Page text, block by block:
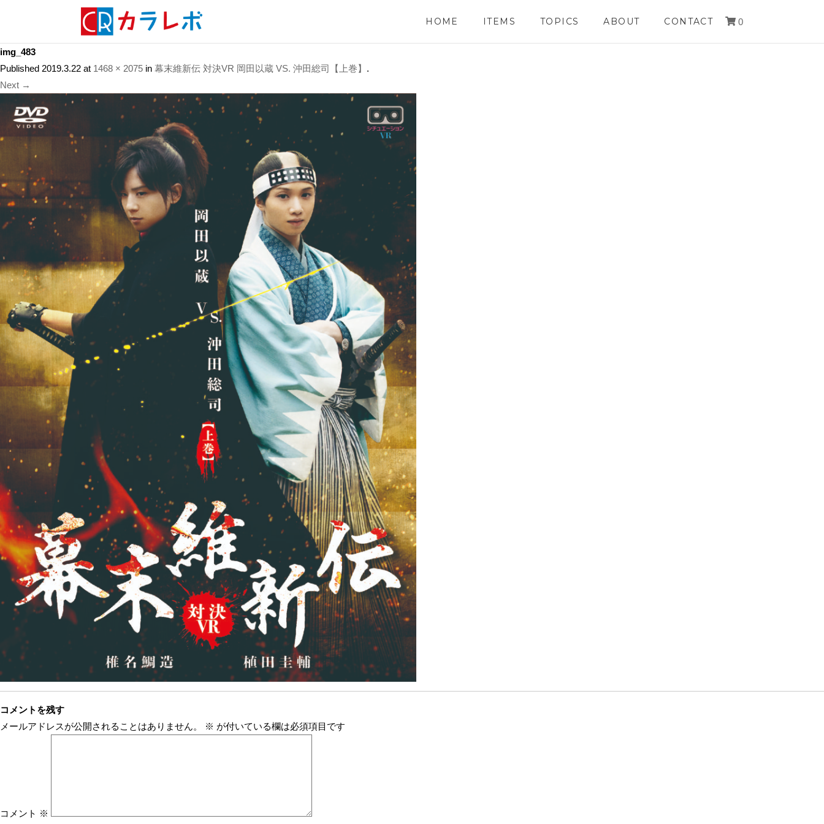
HOME ITEMS TOPICS ABOUT CONTACT 0
img_483
Published 2019.3.22 at 1468 × 2075 in 幕末維新伝 対決VR 岡田以蔵 VS. 沖田総司【上巻】 .
Next →
コメントを残す
メールアドレスが公開されることはありません。
※ が付いている欄は必須項目です
コメント ※